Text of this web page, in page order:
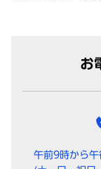
お
午前9時から